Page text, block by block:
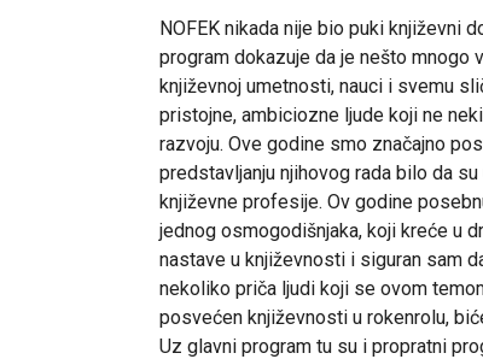
NOFEK nikada nije bio puki književni
program dokazuje da je nešto mnogo
književnoj umetnosti, nauci i svemu
pristojne, ambiciozne ljude koji ne
razvoju. Ove godine smo značajno
predstavljanju njihovog rada bilo da
književne profesije. Ov godine
jednog osmogodišnjaka, koji kreće u
nastave u književnosti i siguran sam
nekoliko priča ljudi koji se ovom
posvećen književnosti u rokenrolu,
Uz glavni program tu su i propratni